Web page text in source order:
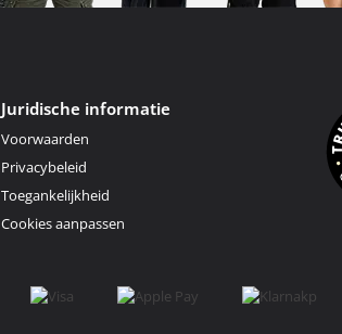
Juridische informatie
Voorwaarden
Privacybeleid
Toegankelijkheid
Cookies aanpassen